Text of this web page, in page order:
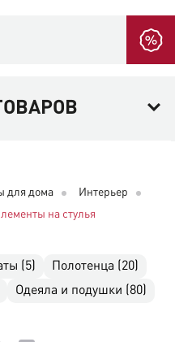
для дома
Интерьер
на стулья
(5)
Полотенца (20)
Одеяла и подушки (80)